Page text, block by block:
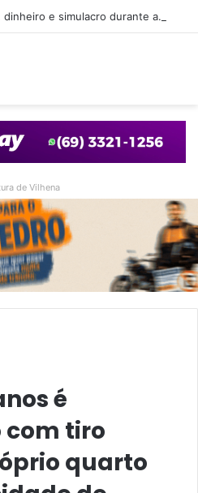
Polícia apreende drogas, dinheiro e simulacro durante ação no bairro Alto Alegre, em Vilhena
de Vilhena
é
com tiro
quarto